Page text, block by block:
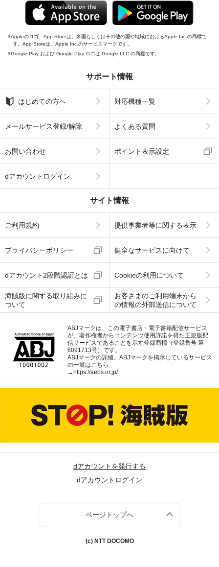
Appleのロゴ、App Storeは、米国もしくはその他の国や地域におけるApple Inc.の商標で
す。App Storeは、Apple Inc.のサービスマークです。
Google Play および Google Play ロゴは Google LLC の商標です。
サポート情報
はじめての方へ 対応機種一覧
メールサービス登録/解除 よくある質問
お問い合わせ ポイント表示設定
dアカウントログイン
サイト情報
ご利用規約 提供事業者等に関する表示
プライバシーポリシー 健全なサービスに向けて
dアカウント2段階認証とは Cookieの利用について
海賊版に関する取り組みに
ついて
お客さまのご利用端末から
の情報の外部送信について
ABJマークは、この電子書店・電子書籍配信サービス
が、著作権者からコンテンツ使用許諾を得た正規版配
信サービスであることを示す登録商標（登録番号 第
6091713号）です。
ABJマークの詳細、ABJマークを掲示しているサービス
の一覧はこちら
→https://aebs.or.jp/
dアカウントを発行する
dアカウントログイン
ページトップへ
(c) NTT DOCOMO